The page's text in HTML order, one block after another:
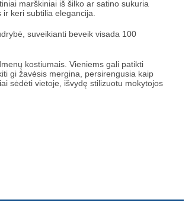
marškiniai iš šilko ar satino sukuria
keri subtilia elegancija.
suveikianti beveik visada 100
kostiumais. Vieniems gali patikti
gi žavėsis mergina, persirengusia kaip
sėdėti vietoje, išvydę stilizuotu mokytojos